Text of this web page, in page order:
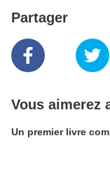
Partager
Vous aimerez
Un premier livre